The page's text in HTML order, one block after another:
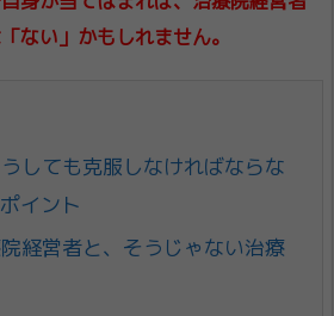
ない」かもしれません。
しても克服しなければならな
イント
経営者と、そうじゃない治療